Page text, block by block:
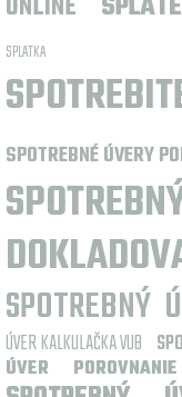
SPLATKA
SPOTREBNÉ ÚVERY
SPOTREBNÝ
ÚVER KALKULAČKA VUB
ÚVER POROVNANIE